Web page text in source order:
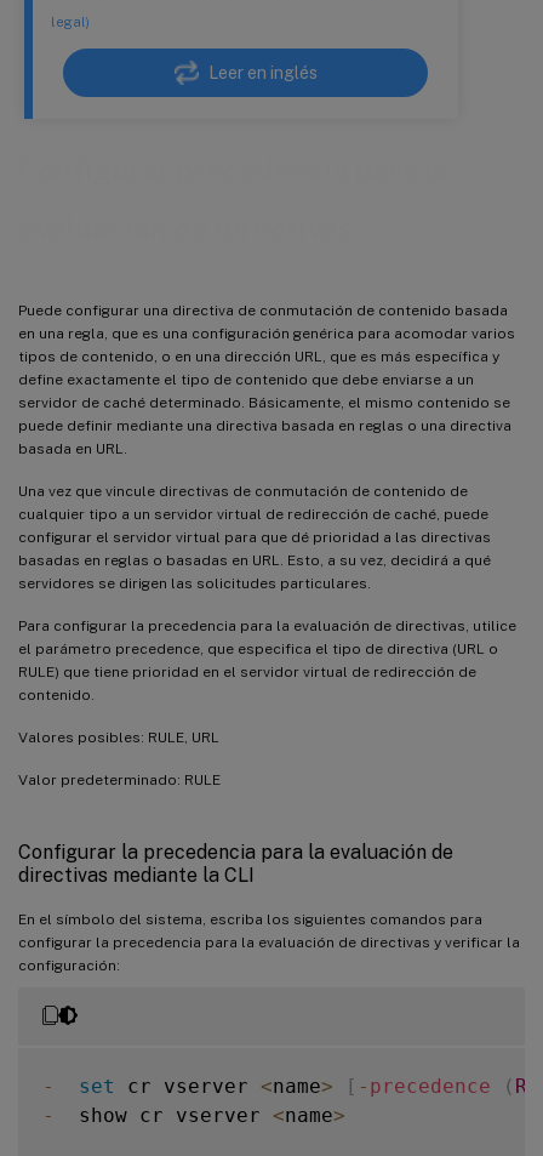
legal)
Leer en inglés
Puede configurar una directiva de conmutación de contenido basada
en una regla, que es una configuración genérica para acomodar varios
tipos de contenido, o en una dirección URL, que es más específica y
define exactamente el tipo de contenido que debe enviarse a un
servidor de caché determinado. Básicamente, el mismo contenido se
puede definir mediante una directiva basada en reglas o una directiva
basada en URL.
Una vez que vincule directivas de conmutación de contenido de
cualquier tipo a un servidor virtual de redirección de caché, puede
configurar el servidor virtual para que dé prioridad a las directivas
basadas en reglas o basadas en URL. Esto, a su vez, decidirá a qué
servidores se dirigen las solicitudes particulares.
Para configurar la precedencia para la evaluación de directivas, utilice
el parámetro precedence, que especifica el tipo de directiva (URL o
RULE) que tiene prioridad en el servidor virtual de redirección de
contenido.
Valores posibles: RULE, URL
Valor predeterminado: RULE
Configurar la precedencia para la evaluación de
directivas mediante la CLI
En el símbolo del sistema, escriba los siguientes comandos para
configurar la precedencia para la evaluación de directivas y verificar la
configuración:
- set cr vserver <name> [ - precedence (
-
  show cr vserver
<name>